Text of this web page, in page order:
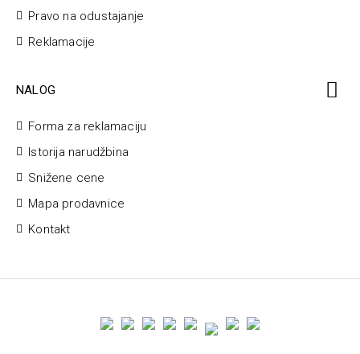
Pravo na odustajanje
Reklamacije
NALOG
Forma za reklamaciju
Istorija narudžbina
Snižene cene
Mapa prodavnice
Kontakt